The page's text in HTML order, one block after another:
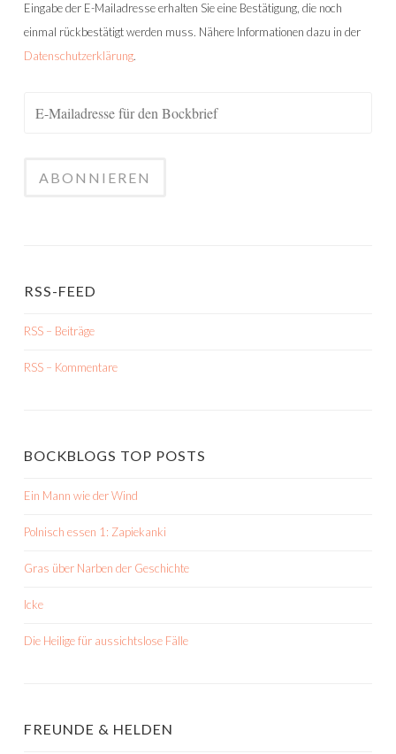
Eingabe der E-Mailadresse erhalten Sie eine Bestätigung, die noch
einmal rückbestätigt werden muss. Nähere Informationen dazu in der
Datenschutzerklärung.
RSS-FEED
RSS – Beiträge
RSS – Kommentare
BOCKBLOGS TOP POSTS
Ein Mann wie der Wind
Polnisch essen 1: Zapiekanki
Gras über Narben der Geschichte
Icke
Die Heilige für aussichtslose Fälle
FREUNDE & HELDEN